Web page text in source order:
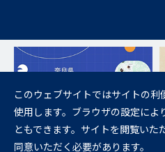
飲酒は20歳になってから。
妊娠中や授乳期の飲酒は、
あります。
このウェブサイトではサイトの
使用します。ブラウザの設定によ
ともできます。サイトを閲覧い
同意いただく必要があります。